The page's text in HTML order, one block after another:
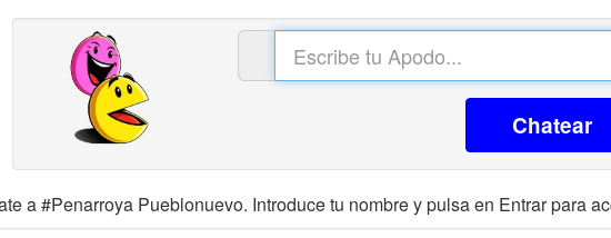
Chatear
a #Penarroya Pueblonuevo. Introduce tu nombre y pulsa en Entrar para